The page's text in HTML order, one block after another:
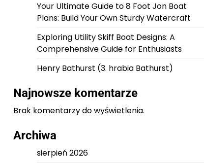
Your Ultimate Guide to 8 Foot Jon Boat
Plans: Build Your Own Sturdy Watercraft
Exploring Utility Skiff Boat Designs: A
Comprehensive Guide for Enthusiasts
Henry Bathurst (3. hrabia Bathurst)
Najnowsze komentarze
Brak komentarzy do wyświetlenia.
Archiwa
sierpień 2026